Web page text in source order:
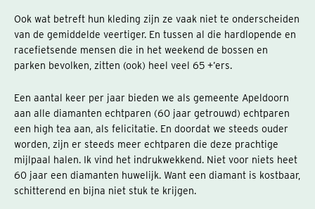
Ook wat betreft hun kleding zijn ze vaak niet te onderscheiden
van de gemiddelde veertiger. En tussen al die hardlopende en
racefietsende mensen die in het weekend de bossen en
parken bevolken, zitten (ook) heel veel 65 +’ers.
Een aantal keer per jaar bieden we als gemeente Apeldoorn
aan alle diamanten echtparen (60 jaar getrouwd) echtparen
een high tea aan, als felicitatie. En doordat we steeds ouder
worden, zijn er steeds meer echtparen die deze prachtige
mijlpaal halen. Ik vind het indrukwekkend. Niet voor niets heet
60 jaar een diamanten huwelijk. Want een diamant is kostbaar,
schitterend en bijna niet stuk te krijgen.